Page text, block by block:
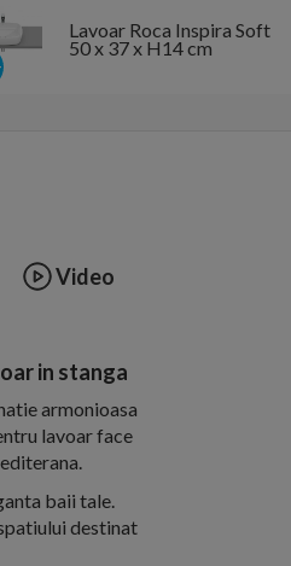
Lavoar Roca Inspira Soft
50 x 37 x H14 cm
Video
in stanga
armonioasa
lavoar face
baii tale.
destinat